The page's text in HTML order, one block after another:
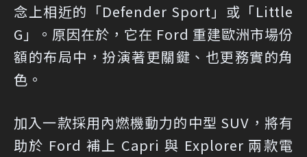
念上相近的「Defender Sport」或「Little
G」。原因在於，它在 Ford 重建歐洲市場份
額的布局中，扮演著更關鍵、也更務實的角
色。
加入一款採用內燃機動力的中型 SUV，將有
助於 Ford 補上 Capri 與 Explorer 兩款電